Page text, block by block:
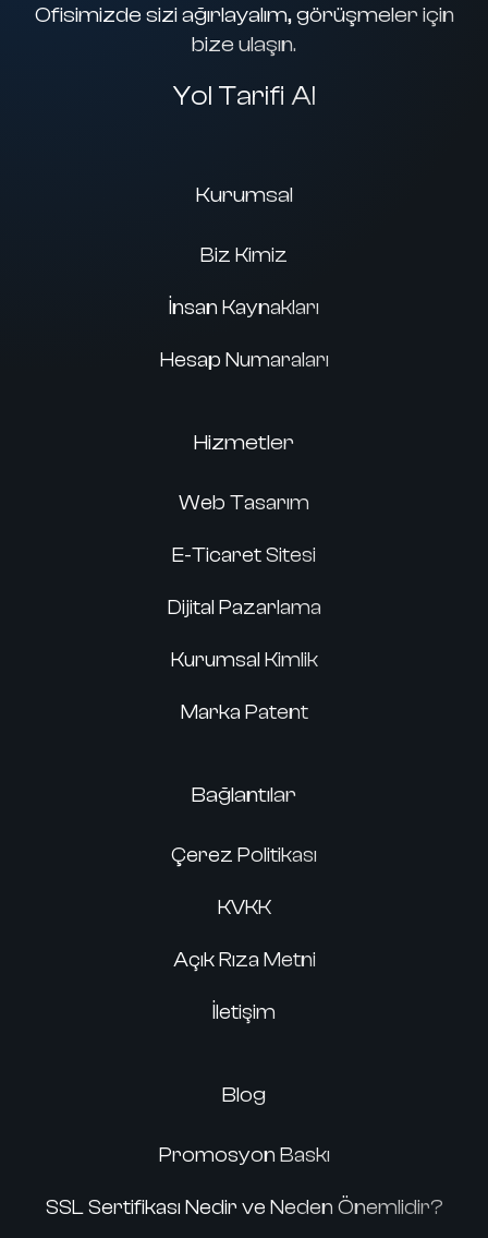
Ofisimizde sizi ağırlayalım, görüşmeler için
bize ulaşın.
Yol Tarifi Al
Kurumsal
Biz Kimiz
İnsan Kaynakları
Hesap Numaraları
Hizmetler
Web Tasarım
E-Ticaret Sitesi
Dijital Pazarlama
Kurumsal Kimlik
Marka Patent
Bağlantılar
Çerez Politikası
KVKK
Açık Rıza Metni
İletişim
Blog
Promosyon Baskı
SSL Sertifikası Nedir ve Neden Önemlidir?